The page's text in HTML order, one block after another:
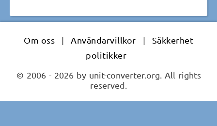
Om oss | Användarvillkor |
Säkkerhet
politikker
© 2006 - 2026 by unit-converter.org. All rights
reserved.